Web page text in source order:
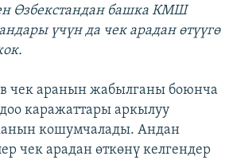
Өзбекстандан башка КМШ
үчүн да чек арадан өтүүгө
чек аранын жабылганы боюнча
каражаттары аркылуу
кошумчалады. Андан
чек арадан өткөнү келгендер